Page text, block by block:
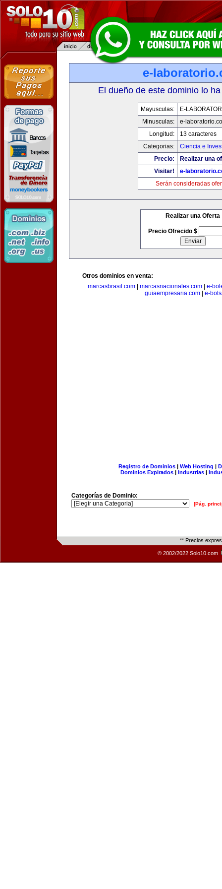
e-
El dueño de este dominio lo
Mayusculas:
E-
Minusculas:
e-
Longitud:
13 caracteres
Categorias:
Ciencia e
Precio:
Realizar una
Visitar!
e-
Serán consideradas
Realizar una Oferta
Precio Ofrecido $
Otros dominios en venta:
marcasbrasil.com| marcasnacionales.com| e-
guiaempresaria.com
e-
Registro de Dominios| Web Hosting |
Dominios Expirados | Industrias |
Categorías de Dominio:
[Pág.
** Precios
© 2002/2022 Solo10.com